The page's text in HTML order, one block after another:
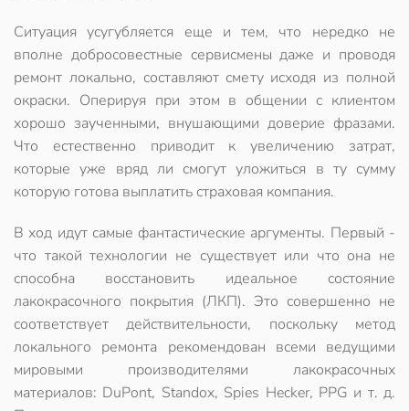
Ситуация усугубляется еще и тем, что нередко не
вполне добросовестные сервисмены даже и проводя
ремонт локально, составляют смету исходя из полной
окраски. Оперируя при этом в общении с клиентом
хорошо заученными, внушающими доверие фразами.
Что естественно приводит к увеличению затрат,
которые уже вряд ли смогут уложиться в ту сумму
которую готова выплатить страховая компания.
В ход идут самые фантастические аргументы. Первый -
что такой технологии не существует или что она не
способна восстановить идеальное состояние
лакокрасочного покрытия (ЛКП). Это совершенно не
соответствует действительности, поскольку метод
локального ремонта рекомендован всеми ведущими
мировыми производителями лакокрасочных
материалов: DuPont, Standox, Spies Hecker, PPG и т. д.